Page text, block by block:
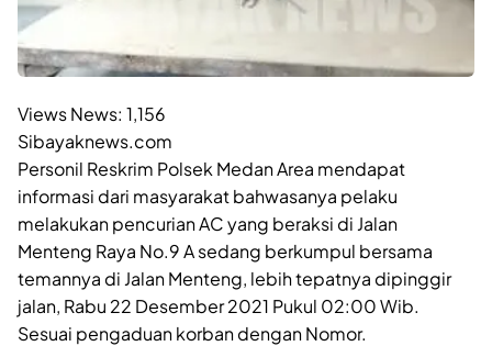
Views News: 1,156
Sibayaknews.com
Personil Reskrim Polsek Medan Area mendapat
informasi dari masyarakat bahwasanya pelaku
melakukan pencurian AC yang beraksi di Jalan
Menteng Raya No.9 A sedang berkumpul bersama
temannya di Jalan Menteng, lebih tepatnya dipinggir
jalan, Rabu 22 Desember 2021 Pukul 02:00 Wib.
Sesuai pengaduan korban dengan Nomor.